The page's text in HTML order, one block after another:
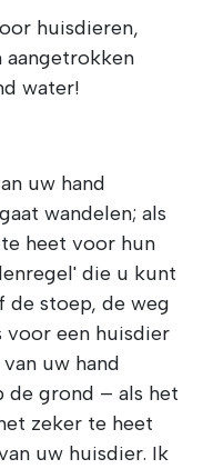
huisdieren,
water!
uw hand
wandelen; als
heet voor hun
die u kunt
de stoep, de weg
voor een huisdier
uw hand
de grond – als het
zeker te heet
uw huisdier. Ik